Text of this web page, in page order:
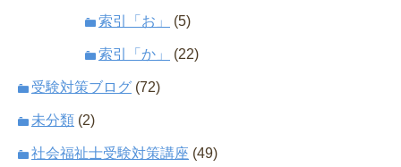
索引「お」 (5)
索引「か」 (22)
受験対策ブログ (72)
未分類 (2)
社会福祉士受験対策講座 (49)